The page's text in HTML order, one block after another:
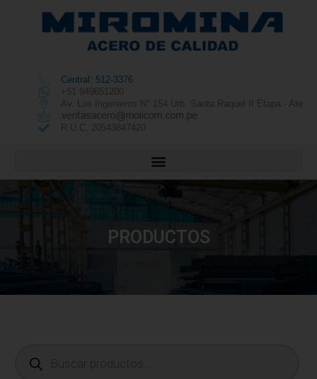
Central: 512-3376
+51 949651200
Av. Los Ingenieros N° 154 Urb. Santa Raquel II Etapa - Ate
R.U.C. 20543847420
PRODUCTOS